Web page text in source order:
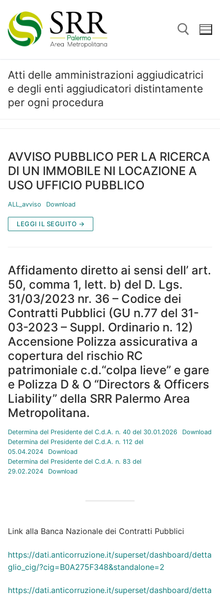
contenuto
Cerca:
Atti delle amministrazioni aggiudicatrici
e degli enti aggiudicatori distintamente
per ogni procedura
AVVISO PUBBLICO PER LA RICERCA
DI UN IMMOBILE NI LOCAZIONE A
USO UFFICIO PUBBLICO
ALL_avviso Download
LEGGI IL SEGUITO →
Affidamento diretto ai sensi dell’ art.
50, comma 1, lett. b) del D. Lgs.
31/03/2023 nr. 36 – Codice dei
Contratti Pubblici (GU n.77 del 31-
03-2023 – Suppl. Ordinario n. 12)
Accensione Polizza assicurativa a
copertura del rischio RC
patrimoniale c.d.“colpa lieve” e gare
e Polizza D & O “Directors & Officers
Liability” della SRR Palermo Area
Metropolitana.
Determina del Presidente del C.d.A. n. 40 del 30.01.2026
Download
Determina del Presidente del C.d.A. n. 112 del
05.04.2024
Download
Determina del Presidente del C.d.A. n. 83 del
29.02.2024
Download
Link alla Banca Nazionale dei Contratti Pubblici
https://dati.anticorruzione.it/superset/dashboard/detta
glio_cig/?cig=B0A275F348&standalone=2
https://dati.anticorruzione.it/superset/dashboard/detta